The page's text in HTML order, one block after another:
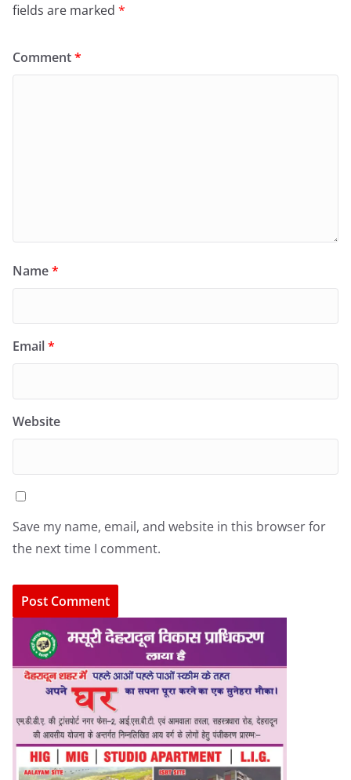
fields are marked *
Comment*
Name*
Email*
Website
Save my name, email, and website in this browser for
the next time I comment.